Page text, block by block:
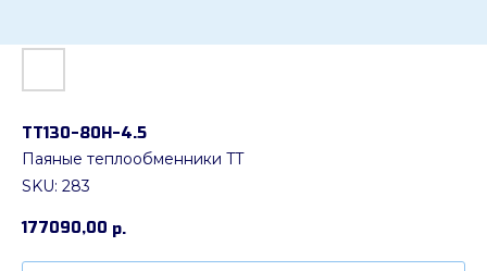
ТТ130-80Н-4.5
Паяные теплообменники TT
SKU: 283
177090,00 р.